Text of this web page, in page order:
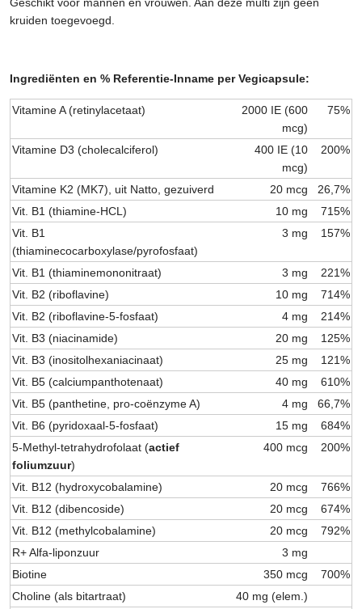
kruiden toegevoegd.
Ingrediënten en % Referentie-Inname per Vegicapsule:
Vitamine A (retinylacetaat)
2000 IE (600
mcg)
75%
Vitamine D3 (cholecalciferol)
400 IE (10
mcg)
200%
Vitamine K2 (MK7), uit Natto, gezuiverd 20 mcg
26,7%
Vit. B1 (thiamine-HCL)
10 mg
715%
Vit. B1
(thiaminecocarboxylase/pyrofosfaat)
3 mg 157%
Vit. B1 (thiaminemononitraat) 3 mg
221%
Vit. B2 (riboflavine)
10 mg
714%
Vit. B2 (riboflavine-5-fosfaat)
4 mg
214%
Vit. B3 (niacinamide)
20 mg
125%
Vit. B3 (inositolhexaniacinaat)
25 mg
121%
Vit. B5 (calciumpanthotenaat)
40 mg
610%
Vit. B5 (panthetine, pro-coënzyme A)
4 mg
66,7%
Vit. B6 (pyridoxaal-5-fosfaat)
15 mg
684%
5-Methyl-tetrahydrofolaat (actief
foliumzuur)
400 mcg 200%
Vit. B12 (hydroxycobalamine) 20 mcg
766%
Vit. B12 (dibencoside)
20 mcg
674%
Vit. B12 (methylcobalamine)
20 mcg
792%
R+ Alfa-liponzuur
3 mg
Biotine
350 mcg
700%
Choline (als bitartraat)
40 mg (elem.)